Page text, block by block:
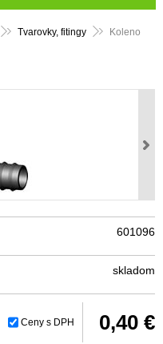
Tvarovky, fitingy
Koleno
601096
skladom
Ceny s DPH 0,40 €